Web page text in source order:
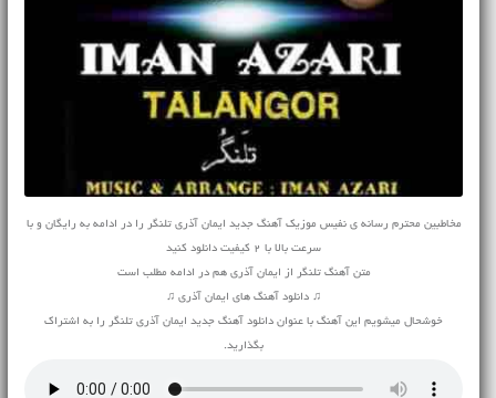
مخاطبین محترم رسانه ی نفیس موزیک آهنگ جدید ایمان آذری تلنگر را در ادامه به رایگان و با
سرعت بالا با 2 کیفیت دانلود کنید
متن آهنگ تلنگر از ایمان آذری هم در ادامه مطلب است
♫ دانلود آهنگ های ایمان آذری ♫
خوشحال میشویم این آهنگ با عنوان دانلود آهنگ جدید ایمان آذری تلنگر را به اشتراک
بگذارید.